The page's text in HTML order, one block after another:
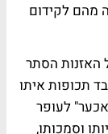
מהם לקידום
האזנות הסתר
תכופות איתו
לעופר
וסמכותו,